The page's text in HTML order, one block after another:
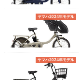
ヤマハ2024年モデル
ヤマハ2024年モデル